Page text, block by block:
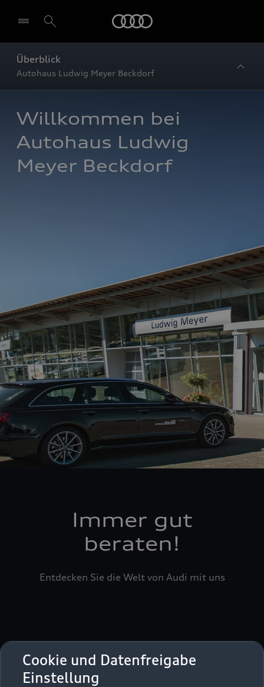
Cookie und Datenfreigabe
Einstellung
Überblick
Autohaus Ludwig Meyer Beckdorf
Willkommen bei
Autohaus Ludwig
Meyer Beckdorf
Immer gut
beraten!
Entdecken Sie die Welt von Audi mit uns
Ihre Ansprechpartner